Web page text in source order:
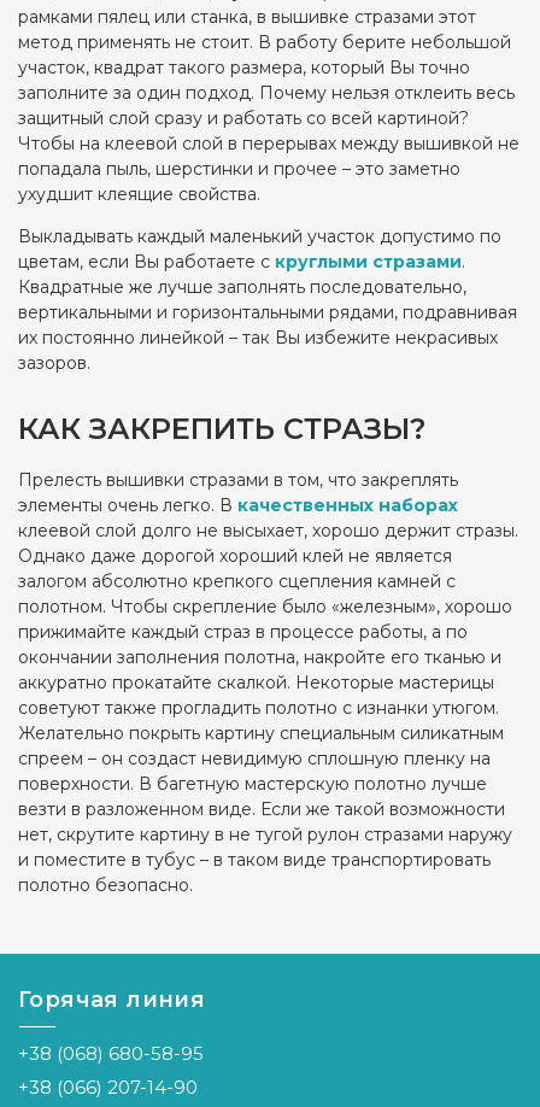
рамками пялец или станка, в вышивке стразами этот
метод применять не стоит. В работу берите небольшой
участок, квадрат такого размера, который Вы точно
заполните за один подход. Почему нельзя отклеить весь
защитный слой сразу и работать со всей картиной?
Чтобы на клеевой слой в перерывах между вышивкой не
попадала пыль, шерстинки и прочее – это заметно
ухудшит клеящие свойства.
Выкладывать каждый маленький участок допустимо по
цветам, если Вы работаете с круглыми стразами.
Квадратные же лучше заполнять последовательно,
вертикальными и горизонтальными рядами, подравнивая
их постоянно линейкой – так Вы избежите некрасивых
зазоров.
КАК ЗАКРЕПИТЬ СТРАЗЫ?
Прелесть вышивки стразами в том, что закреплять
элементы очень легко. В качественных наборах
клеевой слой долго не высыхает, хорошо держит стразы.
Однако даже дорогой хороший клей не является
залогом абсолютно крепкого сцепления камней с
полотном. Чтобы скрепление было «железным», хорошо
прижимайте каждый страз в процессе работы, а по
окончании заполнения полотна, накройте его тканью и
аккуратно прокатайте скалкой. Некоторые мастерицы
советуют также прогладить полотно с изнанки утюгом.
Желательно покрыть картину специальным силикатным
спреем – он создаст невидимую сплошную пленку на
поверхности. В багетную мастерскую полотно лучше
везти в разложенном виде. Если же такой возможности
нет, скрутите картину в не тугой рулон стразами наружу
и поместите в тубус – в таком виде транспортировать
полотно безопасно.
Горячая линия
+38 (068) 680-58-95
+38 (066) 207-14-90